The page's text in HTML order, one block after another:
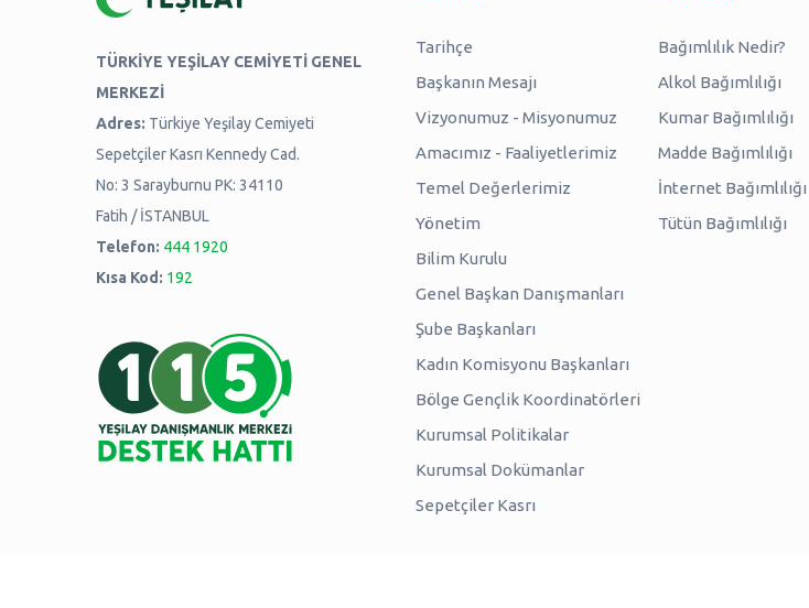
TÜRKİYE YEŞİLAY CEMİYETİ GENEL
MERKEZİ
Adres: Türkiye Yeşilay Cemiyeti
Sepetçiler Kasrı Kennedy Cad.
No: 3 Sarayburnu PK: 34110
Fatih / İSTANBUL
Telefon: 444 1920
Kısa Kod: 192
Tarihçe
Başkanın Mesajı
Vizyonumuz - Misyonumuz
Amacımız - Faaliyetlerimiz
Temel Değerlerimiz
Yönetim
Bilim Kurulu
Genel Başkan Danışmanları
Şube Başkanları
Kadın Komisyonu Başkanları
Bölge Gençlik Koordinatörleri
Kurumsal Politikalar
Kurumsal Dokümanlar
Sepetçiler Kasrı
Bağımlılık Nedir?
Alkol Bağımlılığı
Kumar Bağımlılığı
Madde Bağımlılığı
İnternet Bağımlılığı
Tütün Bağımlılığı